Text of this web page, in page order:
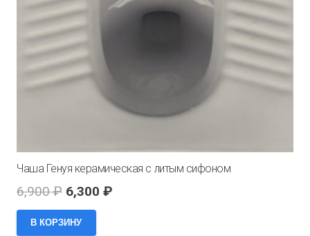
Чаша Генуя керамическая с литым сифоном
6,900₽ Первоначальная
цена
составляла
6,300 ₽
В КОРЗИНУ